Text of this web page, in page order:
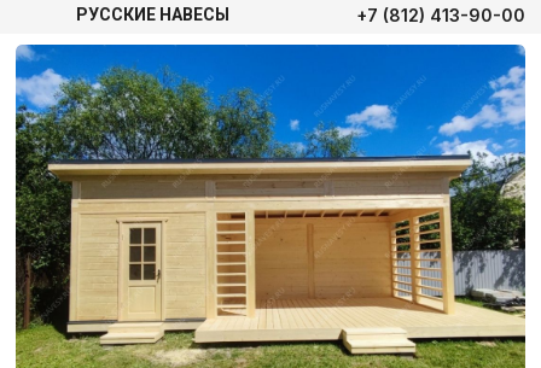
РУССКИЕ НАВЕСЫ +7 (812) 413-90-00